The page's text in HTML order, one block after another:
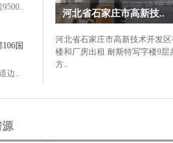
国
边..
河北省石家庄市高新技..
河北省石家庄市高新技术开发
楼和厂房出租 耐斯特写字楼9层
方..
源